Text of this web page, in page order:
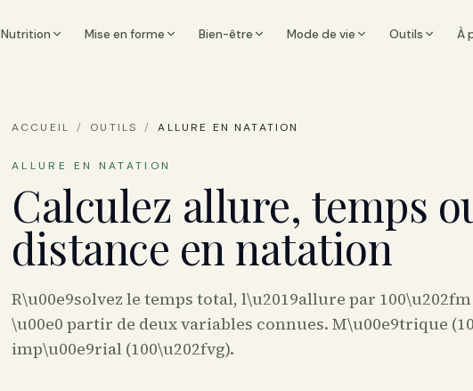
Nutrition Mise en forme Bien-être Mode de vie Outils À
ACCUEIL / OUTILS / ALLURE EN NATATION
ALLURE EN NATATION
Calculez allure, temps
distance en natation
R\u00e9solvez le temps total, l\u2019allure par
\u00e0 partir de deux variables connues. M\u00e9trique
imp\u00e9rial (100\u202fvg).